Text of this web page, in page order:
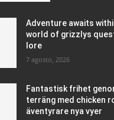
Adventure awaits
world of grizzlys
lore
7 agosto, 2026
Fantastisk frihet
terräng med chicken
äventyrare nya vyer